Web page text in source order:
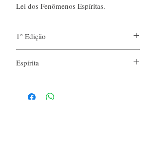
Lei dos Fenômenos Espíritas.
1° Edição
Espírita